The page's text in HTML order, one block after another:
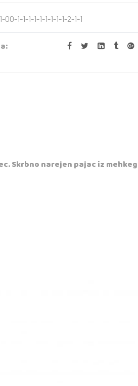
00-1-1-1-1-1-1-1-1-1-2-1-1
Skrbno narejen pajac iz